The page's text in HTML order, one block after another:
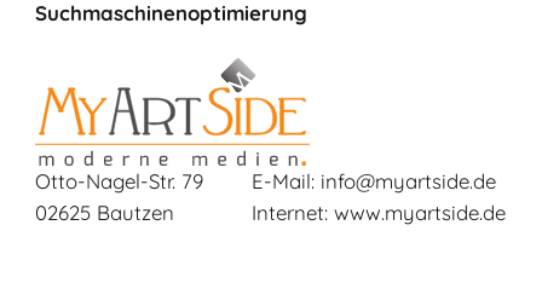
Suchmaschinenoptimierung
Otto-Nagel-Str. 79
02625 Bautzen
E-Mail: info@myartside.de
Internet: www.myartside.de